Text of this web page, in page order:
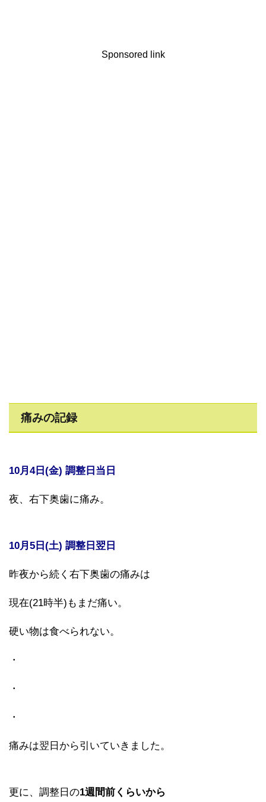
Sponsored link
痛みの記録
10月4日(金) 調整日当日
夜、右下奥歯に痛み。
10月5日(土) 調整日翌日
昨夜から続く右下奥歯の痛みは
現在(21時半)もまだ痛い。
硬い物は食べられない。
・
・
・
痛みは翌日から引いていきました。
更に、調整日の1週間前くらいから